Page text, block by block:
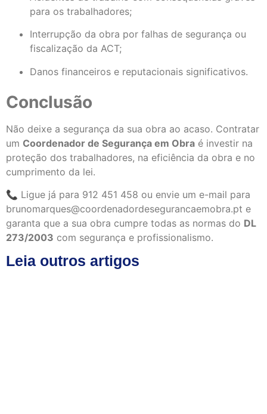
para os trabalhadores;
Interrupção da obra por falhas de segurança ou
fiscalização da ACT;
Danos financeiros e reputacionais significativos.
Conclusão
Não deixe a segurança da sua obra ao acaso. Contratar
um Coordenador de Segurança em Obra é investir na
proteção dos trabalhadores, na eficiência da obra e no
cumprimento da lei.
📞 Ligue já para 912 451 458 ou envie um e-mail para
brunomarques@coordenadordesegurancaemobra.pt e
garanta que a sua obra cumpre todas as normas do DL
273/2003 com segurança e profissionalismo.
Leia outros artigos